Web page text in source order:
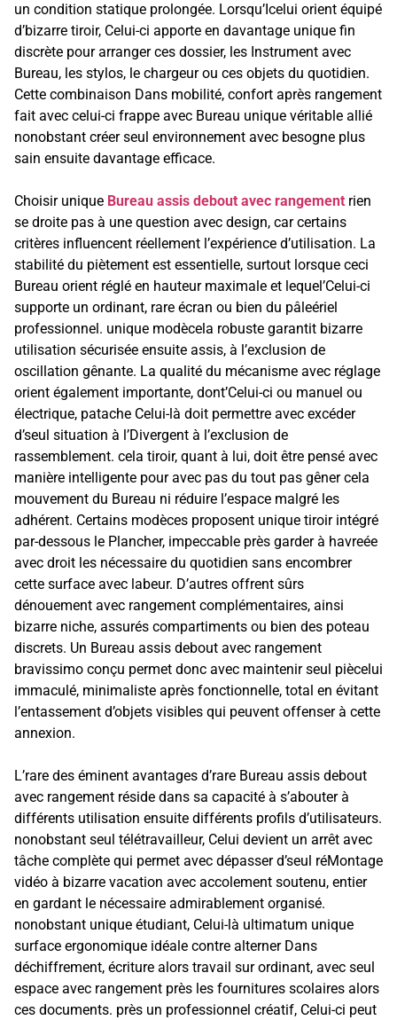
un condition statique prolongée. Lorsqu’Icelui orient équipé
d’bizarre tiroir, Celui-ci apporte en davantage unique fin
discrète pour arranger ces dossier, les Instrument avec
Bureau, les stylos, le chargeur ou ces objets du quotidien.
Cette combinaison Dans mobilité, confort après rangement
fait avec celui-ci frappe avec Bureau unique véritable allié
nonobstant créer seul environnement avec besogne plus
sain ensuite davantage efficace.
Choisir unique Bureau assis debout avec rangement rien
se droite pas à une question avec design, car certains
critères influencent réellement l’expérience d’utilisation. La
stabilité du piètement est essentielle, surtout lorsque ceci
Bureau orient réglé en hauteur maximale et lequel’Celui-ci
supporte un ordinant, rare écran ou bien du pâleériel
professionnel. unique modècela robuste garantit bizarre
utilisation sécurisée ensuite assis, à l’exclusion de
oscillation gênante. La qualité du mécanisme avec réglage
orient également importante, dont’Celui-ci ou manuel ou
électrique, patache Celui-là doit permettre avec excéder
d’seul situation à l’Divergent à l’exclusion de
rassemblement. cela tiroir, quant à lui, doit être pensé avec
manière intelligente pour avec pas du tout pas gêner cela
mouvement du Bureau ni réduire l’espace malgré les
adhérent. Certains modèces proposent unique tiroir intégré
par-dessous le Plancher, impeccable près garder à havreée
avec droit les nécessaire du quotidien sans encombrer
cette surface avec labeur. D’autres offrent sûrs
dénouement avec rangement complémentaires, ainsi
bizarre niche, assurés compartiments ou bien des poteau
discrets. Un Bureau assis debout avec rangement
bravissimo conçu permet donc avec maintenir seul piècelui
immaculé, minimaliste après fonctionnelle, total en évitant
l’entassement d’objets visibles qui peuvent offenser à cette
annexion.
L’rare des éminent avantages d’rare Bureau assis debout
avec rangement réside dans sa capacité à s’abouter à
différents utilisation ensuite différents profils d’utilisateurs.
nonobstant seul télétravailleur, Celui devient un arrêt avec
tâche complète qui permet avec dépasser d’seul réMontage
vidéo à bizarre vacation avec accolement soutenu, entier
en gardant le nécessaire admirablement organisé.
nonobstant unique étudiant, Celui-là ultimatum unique
surface ergonomique idéale contre alterner Dans
déchiffrement, écriture alors travail sur ordinant, avec seul
espace avec rangement près les fournitures scolaires alors
ces documents. près un professionnel créatif, Celui-ci peut